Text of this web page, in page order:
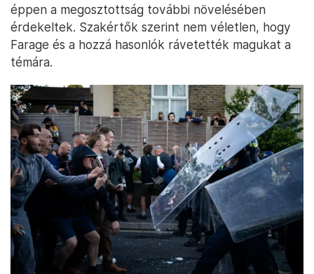
éppen a megosztottság további növelésében
érdekeltek. Szakértők szerint nem véletlen, hogy
Farage és a hozzá hasonlók rávetették magukat a
témára.